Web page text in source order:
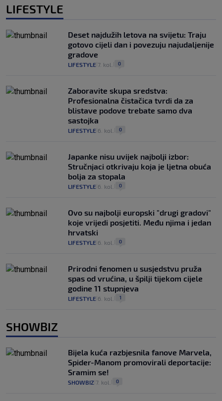
LIFESTYLE
Deset najdužih letova na svijetu: Traju
gotovo cijeli dan i povezuju najudaljenije
gradove
LIFESTYLE 7. kol. 0
Zaboravite skupa sredstva:
Profesionalna čistačica tvrdi da za
blistave podove trebate samo dva
sastojka
LIFESTYLE 6. kol. 0
Japanke nisu uvijek najbolji izbor:
Stručnjaci otkrivaju koja je ljetna obuća
bolja za stopala
LIFESTYLE 6. kol. 0
Ovo su najbolji europski "drugi gradovi"
koje vrijedi posjetiti. Među njima i jedan
hrvatski
LIFESTYLE 6. kol. 0
Prirodni fenomen u susjedstvu pruža
spas od vrućina, u špilji tijekom cijele
godine 11 stupnjeva
LIFESTYLE 6. kol. 1
SHOWBIZ
Bijela kuća razbjesnila fanove Marvela,
Spider-Manom promovirali deportacije:
Sramim se!
SHOWBIZ 7. kol. 0